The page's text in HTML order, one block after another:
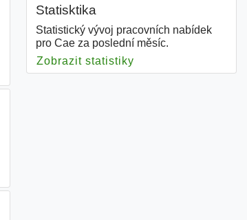
Statisktika
Statistický vývoj pracovních nabídek
pro Cae za poslední měsíc.
Zobrazit statistiky